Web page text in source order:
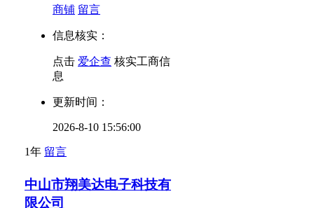
商铺 留言
信息核实：
点击 爱企查 核实工商信
息
更新时间：
2026-8-10 15:56:00
1年 留言
中山市翔美达电子科技有
限公司